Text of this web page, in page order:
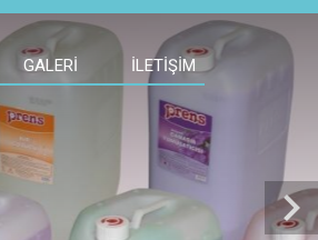
chevron_right
GALERI İLETIŞIM